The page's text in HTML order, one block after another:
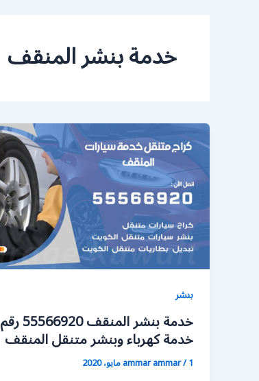
خدمة بنشر المنقف
بنشر
خدمة بنشر المنقف 55566920 رقم
خدمة كهرباء وبنشر متنقل المنقف
ammar ammar/1 مايو، 2020